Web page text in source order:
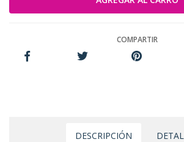
COMPARTIR
DESCRIPCIÓN